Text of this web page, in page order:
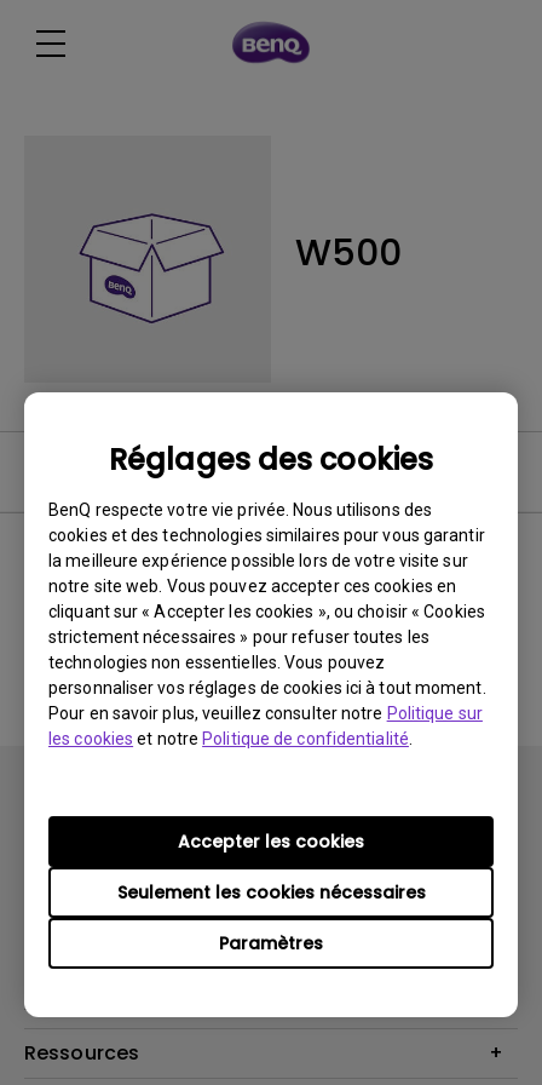
Réglages des cookies
BenQ respecte votre vie privée. Nous utilisons des
cookies et des technologies similaires pour vous garantir
la meilleure expérience possible lors de votre visite sur
notre site web. Vous pouvez accepter ces cookies en
cliquant sur « Accepter les cookies », ou choisir « Cookies
strictement nécessaires » pour refuser toutes les
technologies non essentielles. Vous pouvez
personnaliser vos réglages de cookies ici à tout moment.
Pour en savoir plus, veuillez consulter notre Politique sur
les cookies et notre Politique de confidentialité
Paramètres
Seulement les cookies nécessaires
Accepter les cookies
W500
Aucun logiciel ou pilote
associé
Haut-parleur
Assistance Technique
Contactez-nous
Ressources